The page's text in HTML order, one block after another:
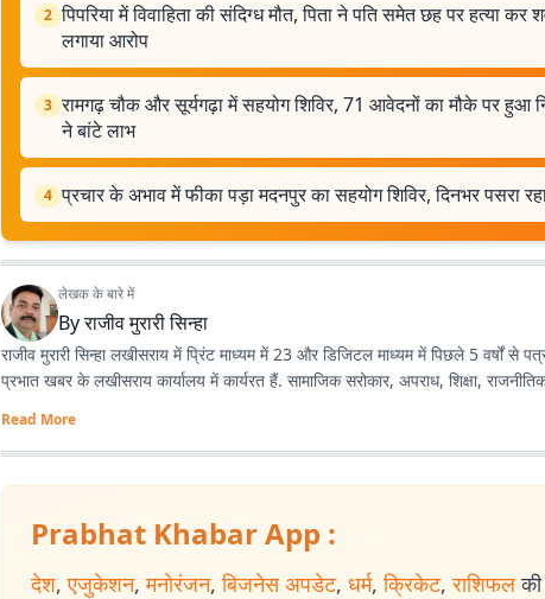
2 पिपरिया में विवाहिता की संदिग्ध मौत, पिता ने पति समेत छह पर हत्या
लगाया आरोप
3 रामगढ़ चौक और सूर्यगढ़ा में सहयोग शिविर, 71 आवेदनों का मौके पर हुआ
ने बांटे लाभ
4 प्रचार के अभाव में फीका पड़ा मदनपुर का सहयोग शिविर, दिनभर पसरा
लेखक के बारे में
Byराजीव मुरारी सिन्हा
राजीव मुरारी सिन्हा लखीसराय में प्रिंट माध्यम में 23 और डिजिटल माध्यम में पिछले 5 वर्षों से
प्रभात खबर के लखीसराय कार्यालय में कार्यरत हैं. सामाजिक सरोकार, अपराध, शिक्षा,
Read More
Prabhat Khabar App :
देश, एजुकेशन, मनोरंजन, बिजनेस अपडेट, धर्म, क्रिकेट, राशिफल